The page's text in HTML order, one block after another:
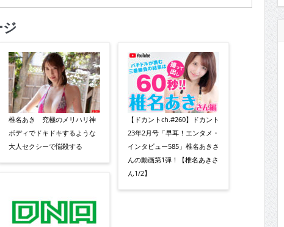
椎名あき 究極のメリハリ神
ボディでドキドキするような
大人セクシーで悩殺する
【ドカントch.#260】ドカント
23年2月号「早耳！エンタメ・
インタビュー585」椎名あきさ
んの動画第1弾！【椎名あきさ
ん1/2】